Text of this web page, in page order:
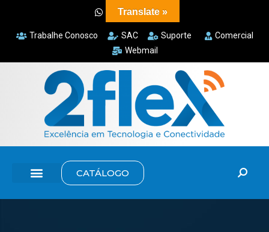
Trabalhe Conosco SAC Suporte
Comercial
Webmail
CATÁLOGO
Translate »